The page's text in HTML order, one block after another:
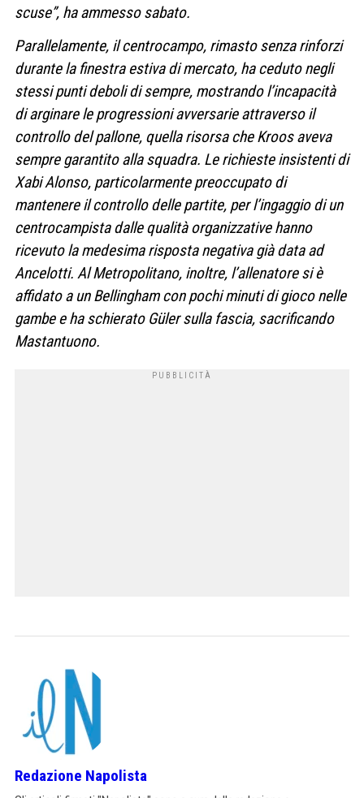
scuse”, ha ammesso sabato.
Parallelamente, il centrocampo, rimasto senza rinforzi
durante la finestra estiva di mercato, ha ceduto negli
stessi punti deboli di sempre, mostrando l’incapacità
di arginare le progressioni avversarie attraverso il
controllo del pallone, quella risorsa che Kroos aveva
sempre garantito alla squadra. Le richieste insistenti di
Xabi Alonso, particolarmente preoccupato di
mantenere il controllo delle partite, per l’ingaggio di un
centrocampista dalle qualità organizzative hanno
ricevuto la medesima risposta negativa già data ad
Ancelotti. Al Metropolitano, inoltre, l’allenatore si è
affidato a un Bellingham con pochi minuti di gioco nelle
gambe e ha schierato Güler sulla fascia, sacrificando
Mastantuono.
Redazione Napolista